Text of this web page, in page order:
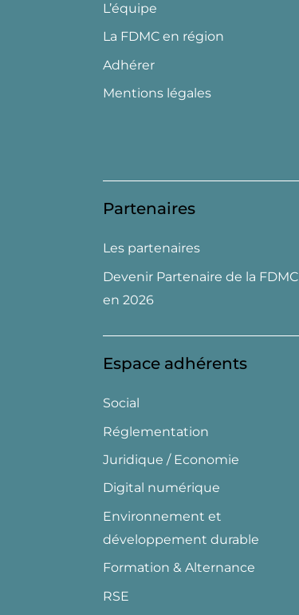
L’équipe
La FDMC en région
Adhérer
Mentions légales
Partenaires
Les partenaires
Devenir Partenaire de la FDMC
en 2026
Espace adhérents
Social
Réglementation
Juridique / Economie
Digital numérique
Environnement et
développement durable
Formation & Alternance
RSE